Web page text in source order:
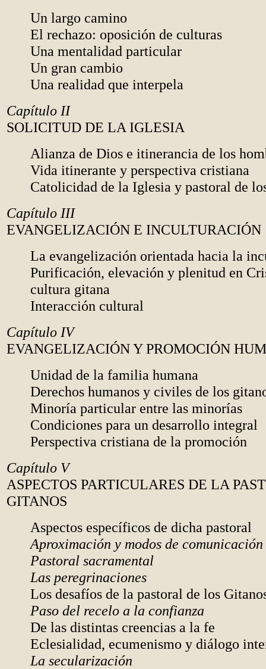
Un largo camino
El rechazo: oposición de culturas
Una mentalidad particular
Un gran cambio
Una realidad que interpela
Capítulo II
SOLICITUD DE LA IGLESIA
Alianza de Dios e itinerancia de los
Vida itinerante y perspectiva cristiana
Catolicidad de la Iglesia y pastoral de
Capítulo III
EVANGELIZACIÓN E INCULTURACIÓN
La evangelización orientada hacia la
Purificación, elevación y plenitud en
cultura gitana
Interacción cultural
Capítulo IV
EVANGELIZACIÓN Y PROMOCIÓN
Unidad de la familia humana
Derechos humanos y civiles de los
Minoría particular entre las minorías
Condiciones para un desarrollo integral
Perspectiva cristiana de la promoción
Capítulo V
ASPECTOS PARTICULARES DE LA
GITANOS
Aspectos específicos de dicha pastoral
Aproximación y modos de comunicación
Pastoral sacramental
Las peregrinaciones
Los desafíos de la pastoral de los
Paso del recelo a la confianza
De las distintas creencias a la fe
Eclesialidad, ecumenismo y diálogo
La secularización